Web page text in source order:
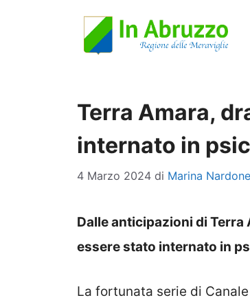
Terra Amara,
internato in
4 Marzo 2024 di Marina Nardone
Dalle anticipazioni di
essere stato internato in
La fortunata serie di